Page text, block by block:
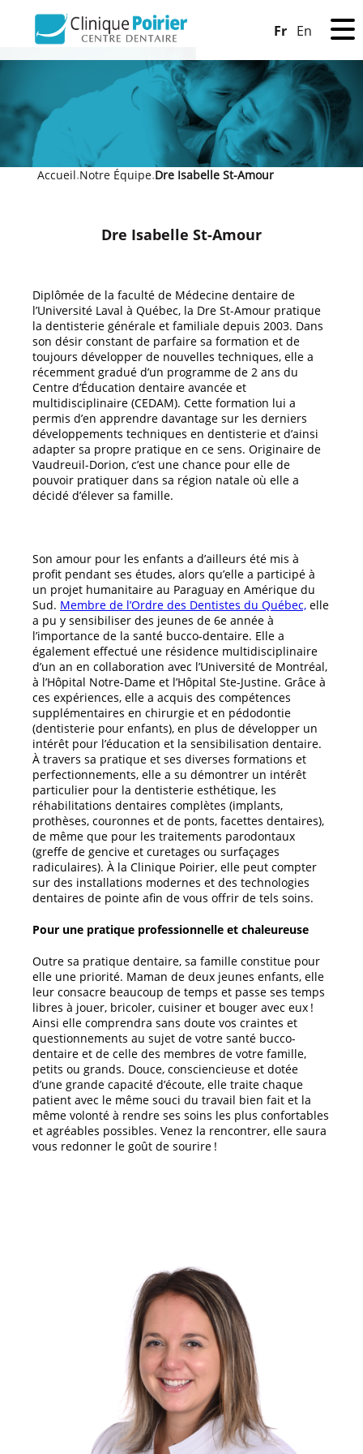
Fr En
Accueil »Notre Équipe»Dre Isabelle St-Amour
Dre Isabelle St-Amour
Diplômée de la faculté de Médecine dentaire de
l’Université Laval à Québec, la Dre St-Amour pratique
la dentisterie générale et familiale depuis 2003. Dans
son désir constant de parfaire sa formation et de
toujours développer de nouvelles techniques, elle a
récemment gradué d’un programme de 2 ans du
Centre d’Éducation dentaire avancée et
multidisciplinaire (CEDAM). Cette formation lui a
permis d’en apprendre davantage sur les derniers
développements techniques en dentisterie et d’ainsi
adapter sa propre pratique en ce sens. Originaire de
Vaudreuil-Dorion, c’est une chance pour elle de
pouvoir pratiquer dans sa région natale où elle a
décidé d’élever sa famille.
Son amour pour les enfants a d’ailleurs été mis à
profit pendant ses études, alors qu’elle a participé à
un projet humanitaire au Paraguay en Amérique du
Sud. Membre de l’Ordre des Dentistes du Québec, elle
a pu y sensibiliser des jeunes de 6e année à
l’importance de la santé bucco-dentaire. Elle a
également effectué une résidence multidisciplinaire
d’un an en collaboration avec l’Université de Montréal,
à l’Hôpital Notre-Dame et l’Hôpital Ste-Justine. Grâce à
ces expériences, elle a acquis des compétences
supplémentaires en chirurgie et en pédodontie
(dentisterie pour enfants), en plus de développer un
intérêt pour l’éducation et la sensibilisation dentaire.
À travers sa pratique et ses diverses formations et
perfectionnements, elle a su démontrer un intérêt
particulier pour la dentisterie esthétique, les
réhabilitations dentaires complètes (implants,
prothèses, couronnes et de ponts, facettes dentaires),
de même que pour les traitements parodontaux
(greffe de gencive et curetages ou surfaçages
radiculaires). À la Clinique Poirier, elle peut compter
sur des installations modernes et des technologies
dentaires de pointe afin de vous offrir de tels soins.
Pour une pratique professionnelle et chaleureuse
Outre sa pratique dentaire, sa famille constitue pour
elle une priorité. Maman de deux jeunes enfants, elle
leur consacre beaucoup de temps et passe ses temps
libres à jouer, bricoler, cuisiner et bouger avec eux !
Ainsi elle comprendra sans doute vos craintes et
questionnements au sujet de votre santé bucco-
dentaire et de celle des membres de votre famille,
petits ou grands. Douce, consciencieuse et dotée
d’une grande capacité d’écoute, elle traite chaque
patient avec le même souci du travail bien fait et la
même volonté à rendre ses soins les plus confortables
et agréables possibles. Venez la rencontrer, elle saura
vous redonner le goût de sourire !